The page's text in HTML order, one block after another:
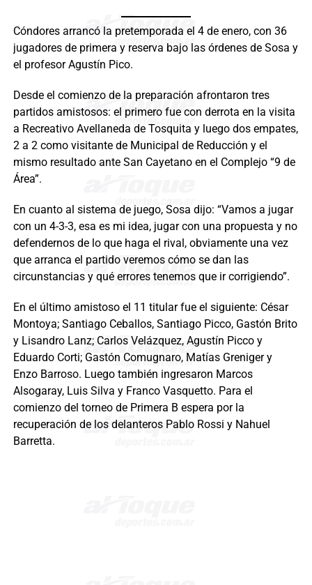
Cóndores arrancó la pretemporada el 4 de enero, con 36
jugadores de primera y reserva bajo las órdenes de Sosa y
el profesor Agustín Pico.
Desde el comienzo de la preparación afrontaron tres
partidos amistosos: el primero fue con derrota en la visita
a Recreativo Avellaneda de Tosquita y luego dos empates,
2 a 2 como visitante de Municipal de Reducción y el
mismo resultado ante San Cayetano en el Complejo “9 de
Área”.
En cuanto al sistema de juego, Sosa dijo: “Vamos a jugar
con un 4-3-3, esa es mi idea, jugar con una propuesta y no
defendernos de lo que haga el rival, obviamente una vez
que arranca el partido veremos cómo se dan las
circunstancias y qué errores tenemos que ir corrigiendo”.
En el último amistoso el 11 titular fue el siguiente: César
Montoya; Santiago Ceballos, Santiago Picco, Gastón Brito
y Lisandro Lanz; Carlos Velázquez, Agustín Picco y
Eduardo Corti; Gastón Comugnaro, Matías Greniger y
Enzo Barroso. Luego también ingresaron Marcos
Alsogaray, Luis Silva y Franco Vasquetto. Para el
comienzo del torneo de Primera B espera por la
recuperación de los delanteros Pablo Rossi y Nahuel
Barretta.